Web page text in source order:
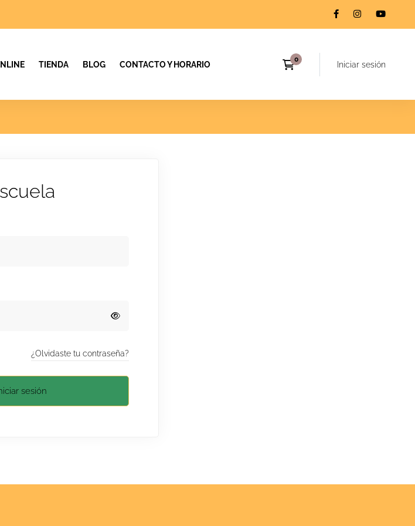
TIENDA BLOG CONTACTO Y HORARIO Iniciar sesión
¿Olvidaste tu contraseña?
sesión